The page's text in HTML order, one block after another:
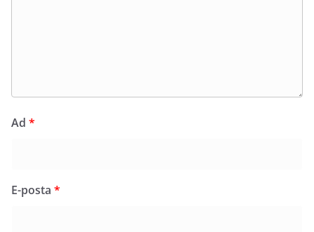
Ad *
E-posta *